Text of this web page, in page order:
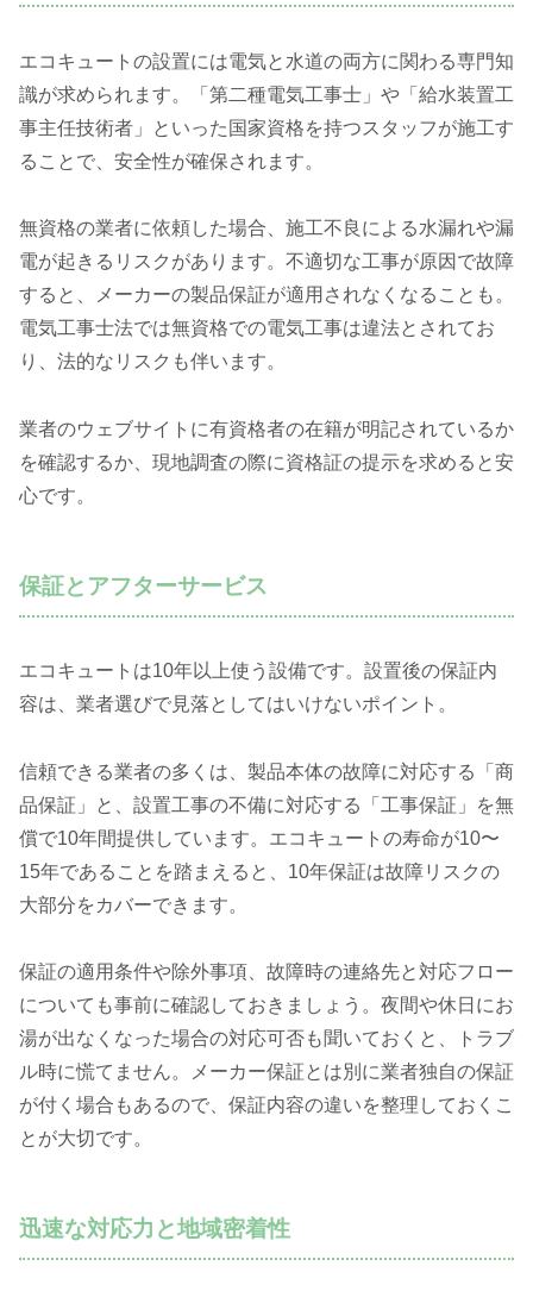
エコキュートの設置には電気と水道の両方に関わる専門知
識が求められます。「第二種電気工事士」や「給水装置工
事主任技術者」といった国家資格を持つスタッフが施工す
ることで、安全性が確保されます。
無資格の業者に依頼した場合、施工不良による水漏れや漏
電が起きるリスクがあります。不適切な工事が原因で故障
すると、メーカーの製品保証が適用されなくなることも。
電気工事士法では無資格での電気工事は違法とされてお
り、法的なリスクも伴います。
業者のウェブサイトに有資格者の在籍が明記されているか
を確認するか、現地調査の際に資格証の提示を求めると安
心です。
保証とアフターサービス
エコキュートは10年以上使う設備です。設置後の保証内
容は、業者選びで見落としてはいけないポイント。
信頼できる業者の多くは、製品本体の故障に対応する「商
品保証」と、設置工事の不備に対応する「工事保証」を無
償で10年間提供しています。エコキュートの寿命が10〜
15年であることを踏まえると、10年保証は故障リスクの
大部分をカバーできます。
保証の適用条件や除外事項、故障時の連絡先と対応フロー
についても事前に確認しておきましょう。夜間や休日にお
湯が出なくなった場合の対応可否も聞いておくと、トラブ
ル時に慌てません。メーカー保証とは別に業者独自の保証
が付く場合もあるので、保証内容の違いを整理しておくこ
とが大切です。
迅速な対応力と地域密着性